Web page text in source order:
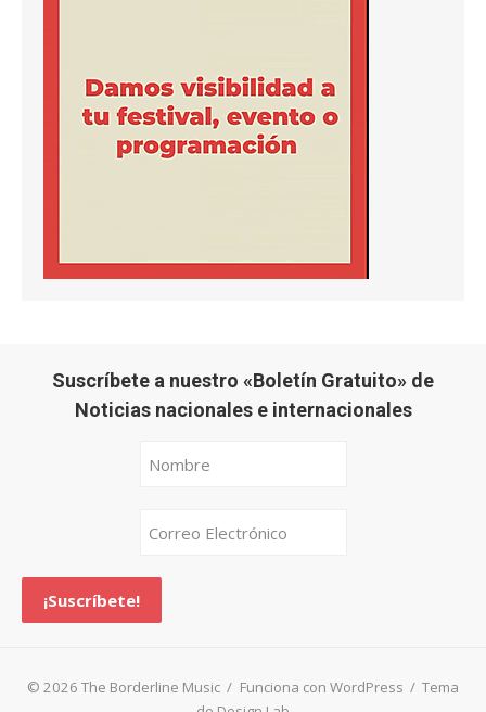
Suscríbete a nuestro «Boletín Gratuito» de
Noticias nacionales e internacionales
© 2026 The Borderline Music / Funciona con WordPress / Tema